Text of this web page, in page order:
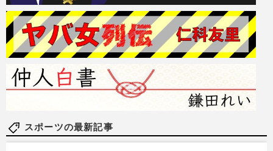
スポーツの最新記事